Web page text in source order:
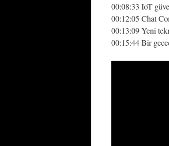
00:08:33 IoT
00:12:05 Chat
00:13:09 Yeni
00:15:44 Bir